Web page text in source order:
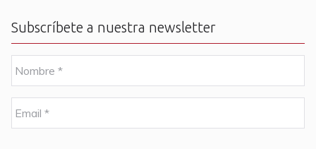
Subscríbete a nuestra newsletter
o
m
e
m
a